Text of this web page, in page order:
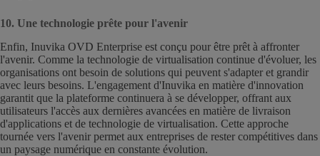
10. Une technologie prête pour l'avenir
Enfin, Inuvika OVD Enterprise est conçu pour être prêt à affronter
l'avenir. Comme la technologie de virtualisation continue d'évoluer, les
organisations ont besoin de solutions qui peuvent s'adapter et grandir
avec leurs besoins. L'engagement d'Inuvika en matière d'innovation
garantit que la plateforme continuera à se développer, offrant aux
utilisateurs l'accès aux dernières avancées en matière de livraison
d'applications et de technologie de virtualisation. Cette approche
tournée vers l'avenir permet aux entreprises de rester compétitives dans
un paysage numérique en constante évolution.